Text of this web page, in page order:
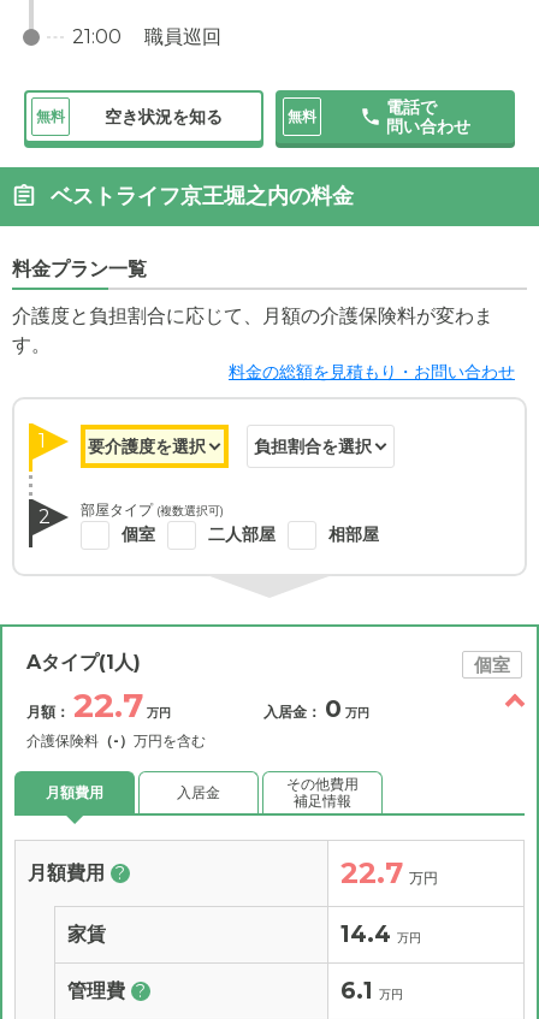
21:00 職員巡回
無料 空き状況を知る 無料
電話で
問い合わせ
ベストライフ京王堀之内の料金
料金プラン一覧
介護度と負担割合に応じて、月額の介護保険料が変わま
す。
料金の総額を見積もり・お問い合わせ
1
2 部屋タイプ (複数選択可)
個室 二人部屋 相部屋
Aタイプ(1人) 個室
月額： 22.7 万円
介護保険料 （-） 万円を含む
入居金： 0 万円
月額費用 入居金
その他費用
補足情報
月額費用 ? 22.7 万円
家賃 14.4 万円
管理費 ? 6.1 万円